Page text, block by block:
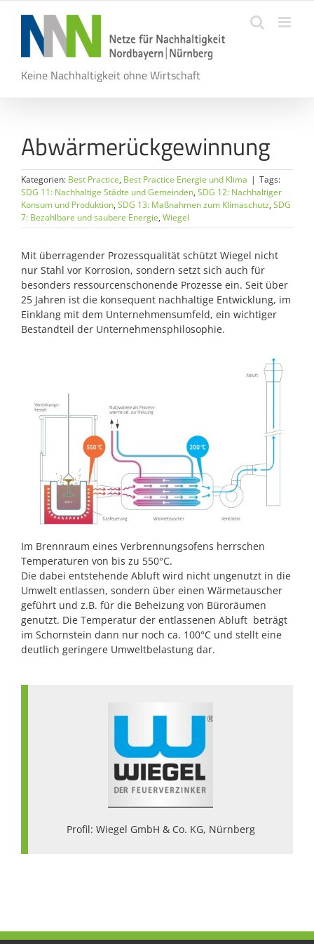
springen
Keine Nachhaltigkeit ohne Wirtschaft
Abwärmerückgewinnung
Kategorien: Best Practice, Best Practice Energie und Klima | Tags:
SDG 11: Nachhaltige Städte und Gemeinden, SDG 12: Nachhaltiger
Konsum und Produktion, SDG 13: Maßnahmen zum Klimaschutz, SDG
7: Bezahlbare und saubere Energie, Wiegel
Mit überragender Prozessqualität schützt Wiegel nicht
nur Stahl vor Korrosion, sondern setzt sich auch für
besonders ressourcenschonende Prozesse ein. Seit über
25 Jahren ist die konsequent nachhaltige Entwicklung, im
Einklang mit dem Unternehmensumfeld, ein wichtiger
Bestandteil der Unternehmensphilosophie.
Im Brennraum eines Verbrennungsofens herrschen
Temperaturen von bis zu 550°C.
Die dabei entstehende Abluft wird nicht ungenutzt in die
Umwelt entlassen, sondern über einen Wärmetauscher
geführt und z.B. für die Beheizung von Büroräumen
genutzt. Die Temperatur der entlassenen Abluft beträgt
im Schornstein dann nur noch ca. 100°C und stellt eine
deutlich geringere Umweltbelastung dar.
Profil: Wiegel GmbH & Co. KG, Nürnberg